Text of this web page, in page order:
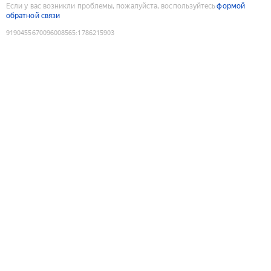
Если у вас возникли проблемы, пожалуйста, воспользуйтесьформой
обратной связи
9190455670096008565:1786215903